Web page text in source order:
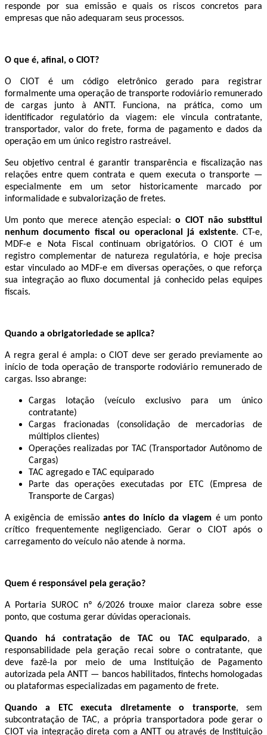
responde por sua emissão e quais os riscos concretos para
empresas que não adequaram seus processos.
O que é, afinal, o CIOT?
O CIOT é um código eletrônico gerado para registrar
formalmente uma operação de transporte rodoviário remunerado
de cargas junto à ANTT. Funciona, na prática, como um
identificador regulatório da viagem: ele vincula contratante,
transportador, valor do frete, forma de pagamento e dados da
operação em um único registro rastreável.
Seu objetivo central é garantir transparência e fiscalização nas
relações entre quem contrata e quem executa o transporte —
especialmente em um setor historicamente marcado por
informalidade e subvalorização de fretes.
Um ponto que merece atenção especial:o CIOT não substitui
nenhum documento fiscal ou operacional já existente. CT-e,
MDF-e e Nota Fiscal continuam obrigatórios. O CIOT é um
registro complementar de natureza regulatória, e hoje precisa
estar vinculado ao MDF-e em diversas operações, o que reforça
sua integração ao fluxo documental já conhecido pelas equipes
fiscais.
Quando a obrigatoriedade se aplica?
A regra geral é ampla: o CIOT deve ser gerado previamente ao
início de toda operação de transporte rodoviário remunerado de
cargas. Isso abrange:
Cargas lotação (veículo exclusivo para um único
contratante)
Cargas fracionadas (consolidação de mercadorias de
múltiplos clientes)
Operações realizadas por TAC (Transportador Autônomo de
Cargas)
TAC agregado e TAC equiparado
Parte das operações executadas por ETC (Empresa de
Transporte de Cargas)
A exigência de emissão antes do início da viagem é um ponto
crítico frequentemente negligenciado. Gerar o CIOT após o
carregamento do veículo não atende à norma.
Quem é responsável pela geração?
A Portaria SUROC nº 6/2026 trouxe maior clareza sobre esse
ponto, que costuma gerar dúvidas operacionais.
Quando há contratação de TAC ou TAC equiparado, a
responsabilidade pela geração recai sobre o contratante, que
deve fazê-la por meio de uma Instituição de Pagamento
autorizada pela ANTT — bancos habilitados, fintechs homologadas
ou plataformas especializadas em pagamento de frete.
Quando a ETC executa diretamente o transporte, sem
subcontratação de TAC, a própria transportadora pode gerar o
CIOT via integração direta com a ANTT ou através de Instituição